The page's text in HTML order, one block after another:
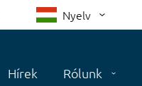
Nyelv
Hírek Rólunk